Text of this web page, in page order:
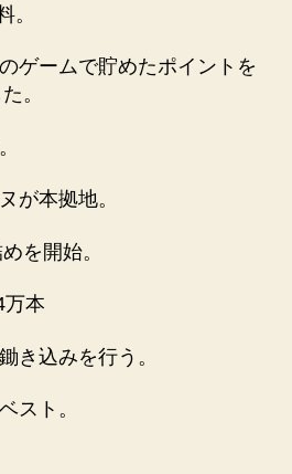
。
ゲームで貯めたポイントを
。
が本拠地。
を開始。
万本
き込みを行う。
スト。